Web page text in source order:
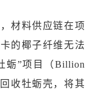
材料供应链在项
的椰子纤维无法
蛎”项目（Billion
收牡蛎壳，将其